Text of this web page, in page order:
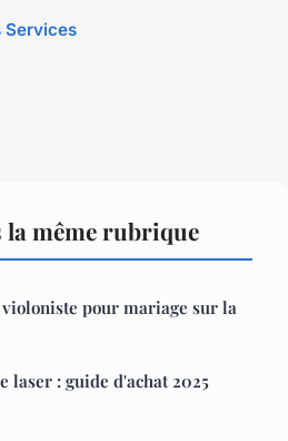
Services
la même rubrique
pour mariage sur la
laser : guide d'achat 2025